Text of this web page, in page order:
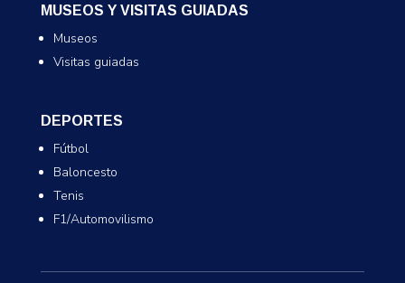
MUSEOS Y VISITAS GUIADAS
Museos
Visitas guiadas
DEPORTES
Fútbol
Baloncesto
Tenis
F1/Automovilismo